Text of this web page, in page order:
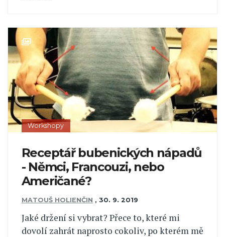
Workshopy
Receptář bubenických nápadů
- Němci, Francouzi, nebo
Američané?
MATOUŠ HOLIENČIN , 30. 9. 2019
Jaké držení si vybrat? Přece to, které mi
dovolí zahrát naprosto cokoliv, po kterém mě